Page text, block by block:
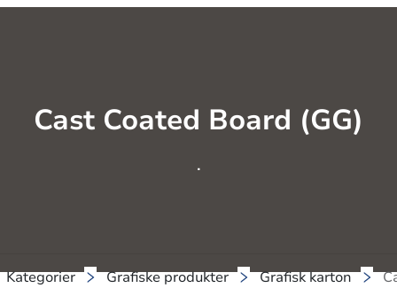
Cast Coated Board (GG)
.
Kategorier Grafiske produkter Grafisk karton